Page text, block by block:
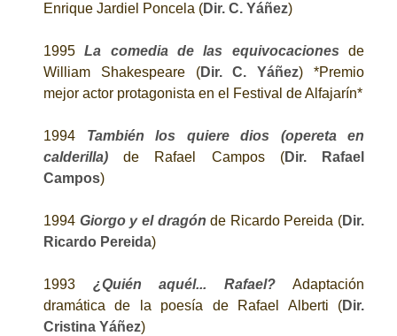
Enrique Jardiel Poncela (Dir. C. Yáñez)
1995La comedia de las equivocacionesde
William Shakespeare (Dir. C. Yáñez) *Premio
mejor actor protagonista en el Festival de Alfajarín*
1994
También los quiere dios (opereta en
calderilla)de Rafael Campos (Dir. Rafael
Campos)
1994 Giorgo y el dragónde Ricardo Pereida (Dir.
Ricardo Pereida)
1993 ¿Quién aquél... Rafael? Adaptación
dramática de la poesía de Rafael Alberti (Dir.
Cristina Yáñez)